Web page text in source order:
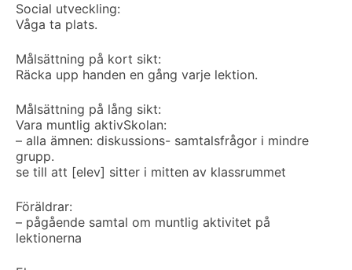
Social utveckling:
Våga ta plats.
Målsättning på kort sikt:
Räcka upp handen en gång varje lektion.
Målsättning på lång sikt:
Vara muntlig aktivSkolan:
– alla ämnen: diskussions- samtalsfrågor i mindre
grupp.
se till att [elev] sitter i mitten av klassrummet
Föräldrar:
– pågående samtal om muntlig aktivitet på
lektionerna